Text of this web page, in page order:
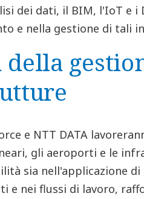
dei dati, il BIM, l'IoT e i
e nella gestione di tali
della
e NTT DATA
gli aeroporti e le
sia nell'applicazione
e nei flussi di lavoro,